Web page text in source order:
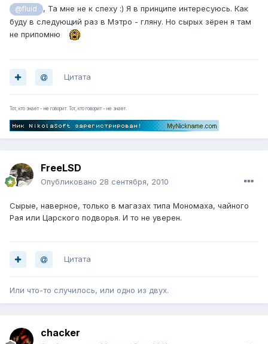
@fluid
, Та мне не к спеху :) Я в принципе интересуюсь. Как
буду в следующий раз в Мэтро - гляну. Но сырых зёрен я там
не припомню
Цитата
Тот, кто знает - не говорит. Тот, кто говорит - не знает.
FreeLSD
Опубликовано 28 сентября, 2010
Сырые, наверное, только в магазах типа Мономаха, чайного
Рая или Царского подворья. И то не уверен.
Цитата
Или что-то случилось, или одно из двух.
chacker